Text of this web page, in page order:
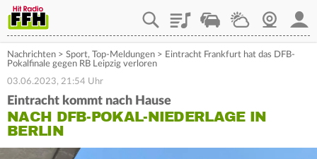
PlaylistStaupilotWetterWebcam
Nachrichten > Sport, Top-Meldungen > Eintracht Frankfurt hat das DFB-
Pokalfinale gegen RB Leipzig verloren
03.06.2023, 21:54 Uhr
Eintracht kommt nach Hause
NACH DFB-POKAL-NIEDERLAGE IN
BERLIN